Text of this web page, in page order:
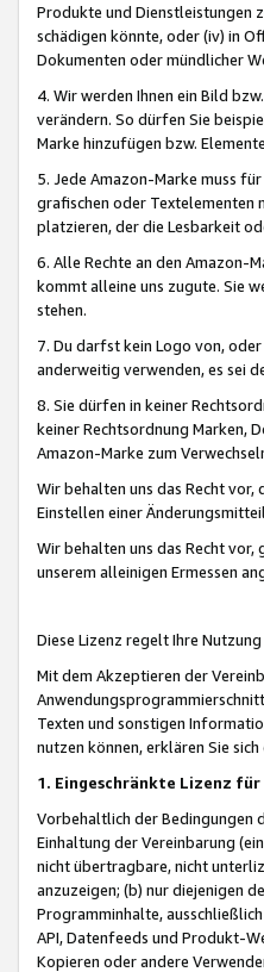
Produkte und Dienstleistungen
schädigen könnte, oder (iv) in
Dokumenten oder mündlicher
4. Wir werden Ihnen ein Bild
verändern. So dürfen Sie
Marke hinzufügen bzw.
5. Jede Amazon-Marke muss
grafischen oder Textelementen
platzieren, der die Lesbarkeit
6. Alle Rechte an den Amazon-
kommt alleine uns zugute. Sie
stehen.
7. Du darfst kein Logo von,
anderweitig verwenden, es sei
8. Sie dürfen in keiner
keiner Rechtsordnung Marken,
Amazon-Marke zum
Wir behalten uns das Recht
Einstellen einer
Wir behalten uns das Recht
unserem alleinigen Ermessen
Diese Lizenz regelt Ihre
Mit dem Akzeptieren der
Texten und sonstigen
nutzen können, erklären Sie
1. Eingeschränkte Lizenz
Vorbehaltlich der Bedingungen
Einhaltung der Vereinbarung
nicht übertragbare, nicht
anzuzeigen; (b) nur diejenigen
Programminhalte,
API, Datenfeeds und Produkt-
Kopieren oder andere